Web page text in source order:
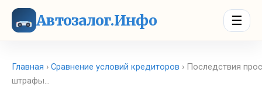
Автозалог.Инфо ☰
Главная › Сравнение условий кредиторов › Последствия
штрафы…